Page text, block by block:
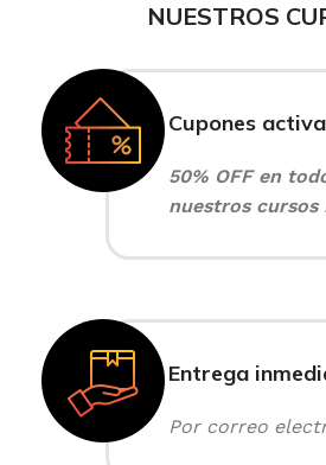
NUESTROS
Cupones
50% OFF en
nuestros cursos
Entrega
Por correo